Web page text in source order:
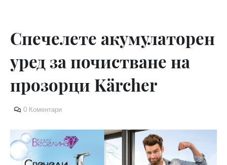
Спечелете акумулаторен
уред за почистване на
прозорци Kärcher
0 Коментари